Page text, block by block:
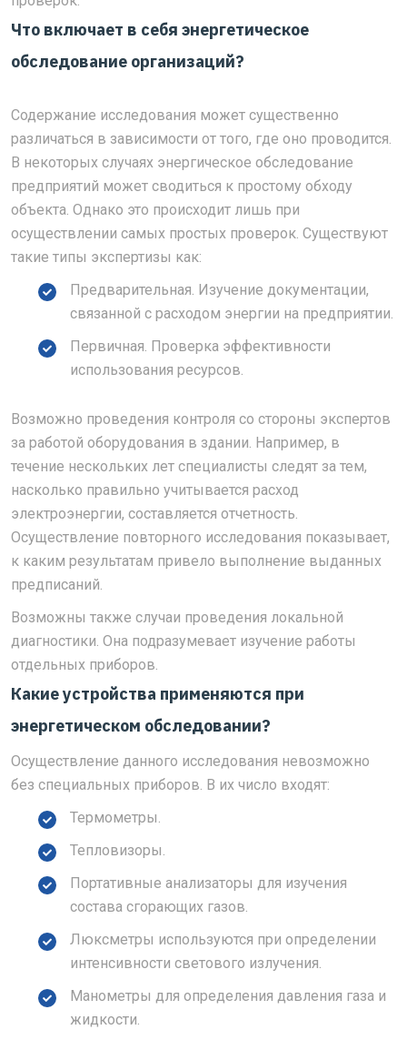
Что включает в себя энергетическое
обследование организаций?
Содержание исследования может существенно
различаться в зависимости от того, где оно проводится.
В некоторых случаях энергическое обследование
предприятий может сводиться к простому обходу
объекта. Однако это происходит лишь при
осуществлении самых простых проверок. Существуют
такие типы экспертизы как:
Предварительная. Изучение документации,
связанной с расходом энергии на предприятии.
Первичная. Проверка эффективности
использования ресурсов.
Возможно проведения контроля со стороны экспертов
за работой оборудования в здании. Например, в
течение нескольких лет специалисты следят за тем,
насколько правильно учитывается расход
электроэнергии, составляется отчетность.
Осуществление повторного исследования показывает,
к каким результатам привело выполнение выданных
предписаний.
Возможны также случаи проведения локальной
диагностики. Она подразумевает изучение работы
отдельных приборов.
Какие устройства применяются при
энергетическом обследовании?
Осуществление данного исследования невозможно
без специальных приборов. В их число входят:
Термометры.
Тепловизоры.
Портативные анализаторы для изучения
состава сгорающих газов.
Люксметры используются при определении
интенсивности светового излучения.
Манометры для определения давления газа и
жидкости.